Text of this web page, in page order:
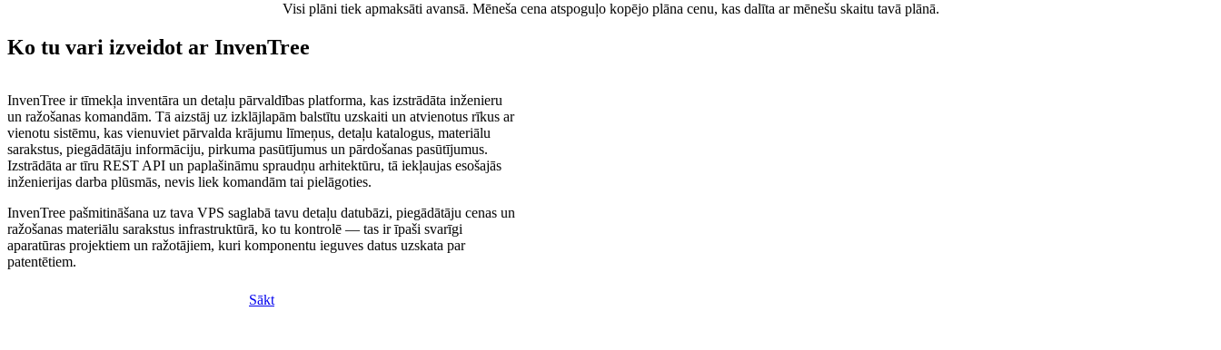
Visi plāni tiek apmaksāti avansā. Mēneša cena atspoguļo kopējo plāna cenu, kas dalīta ar mēnešu skaitu tavā plānā.
Ko tu vari izveidot ar InvenTree
InvenTree ir tīmekļa inventāra un detaļu pārvaldības platforma, kas izstrādāta inženieru
un ražošanas komandām. Tā aizstāj uz izklājlapām balstītu uzskaiti un atvienotus rīkus ar
vienotu sistēmu, kas vienuviet pārvalda krājumu līmeņus, detaļu katalogus, materiālu
sarakstus, piegādātāju informāciju, pirkuma pasūtījumus un pārdošanas pasūtījumus.
Izstrādāta ar tīru REST API un paplašināmu spraudņu arhitektūru, tā iekļaujas esošajās
inženierijas darba plūsmās, nevis liek komandām tai pielāgoties.
InvenTree pašmitināšana uz tava VPS saglabā tavu detaļu datubāzi, piegādātāju cenas un
ražošanas materiālu sarakstus infrastruktūrā, ko tu kontrolē — tas ir īpaši svarīgi
aparatūras projektiem un ražotājiem, kuri komponentu ieguves datus uzskata par
patentētiem.
Sākt